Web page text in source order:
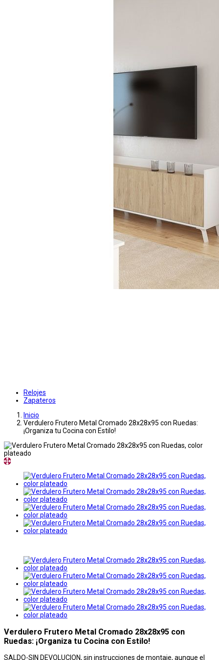
Relojes
Zapateros
Inicio
Verdulero Frutero Metal Cromado 28x28x95 con Ruedas:
¡Organiza tu Cocina con Estilo!
Verdulero Frutero Metal Cromado 28x28x95 con
Ruedas: ¡Organiza tu Cocina con Estilo!
SALDO-SIN DEVOLUCION, sin instrucciones de montaje, aunque el